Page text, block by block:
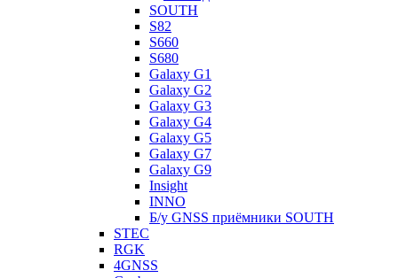
SOUTH
S82
S660
S680
Galaxy G1
Galaxy G2
Galaxy G3
Galaxy G4
Galaxy G5
Galaxy G7
Galaxy G9
Insight
INNO
Б/у GNSS приёмники SOUTH
STEC
RGK
4GNSS